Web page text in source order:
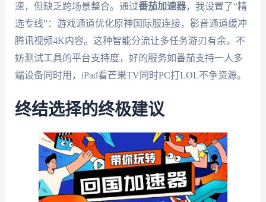
速，但缺乏跨场景整合。通过番茄加速器，我设置了“精
选专线”：游戏通道优化原神国际服连接，影音通道缓冲
腾讯视频4K内容。这种智能分流让多任务游刃有余。不
妨测试工具的平台支持度，好的服务如番茄支持一人多
端设备同时用，iPad看芒果TV同时PC打LOL不争资源。
终结选择的终极建议